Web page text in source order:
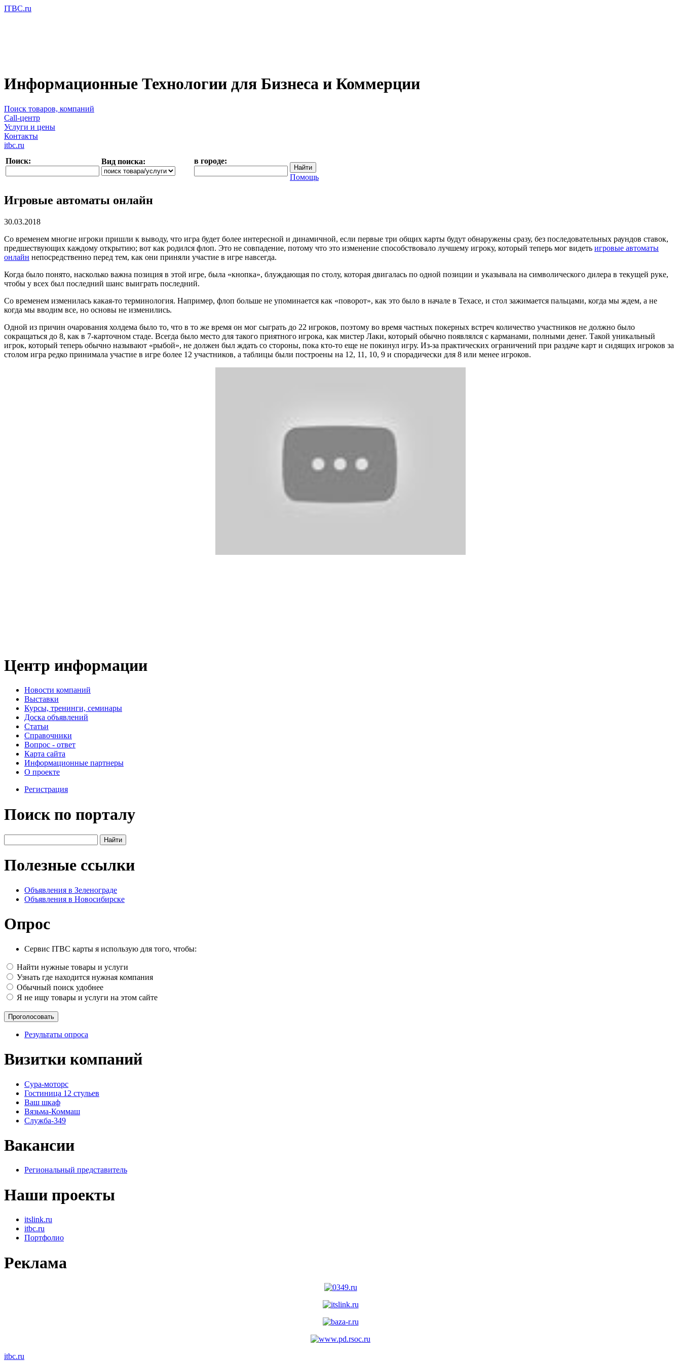
ITBC.ru
Информационные Технологии для Бизнеса и Коммерции
Поиск товаров, компаний
Call-центр
Услуги и цены
Контакты
itbc.ru
Поиск:
Вид поиска:
в городе:
Помощь
Игровые автоматы онлайн
30.03.2018
Со временем многие игроки пришли к выводу, что игра будет более интересной и динамичной, если первые три общих карты будут обнаружены сразу, без последовательных раундов ставок,
предшествующих каждому открытию; вот как родился флоп. Это не совпадение, потому что это изменение способствовало лучшему игроку, который теперь мог видеть игровые автоматы
онлайн непосредственно перед тем, как они приняли участие в игре навсегда.
Когда было понято, насколько важна позиция в этой игре, была «кнопка», блуждающая по столу, которая двигалась по одной позиции и указывала на символического дилера в текущей руке,
чтобы у всех был последний шанс выиграть последний.
Со временем изменилась какая-то терминология. Например, флоп больше не упоминается как «поворот», как это было в начале в Техасе, и стол зажимается пальцами, когда мы ждем, а не
когда мы вводим все, но основы не изменились.
Одной из причин очарования холдема было то, что в то же время он мог сыграть до 22 игроков, поэтому во время частных покерных встреч количество участников не должно было
сокращаться до 8, как в 7-карточном стаде. Всегда было место для такого приятного игрока, как мистер Лаки, который обычно появлялся с карманами, полными денег. Такой уникальный
игрок, который теперь обычно называют «рыбой», не должен был ждать со стороны, пока кто-то еще не покинул игру. Из-за практических ограничений при раздаче карт и сидящих игроков за
столом игра редко принимала участие в игре более 12 участников, а таблицы были построены на 12, 11, 10, 9 и спорадически для 8 или менее игроков.
Центр информации
Новости компаний
Выставки
Курсы, тренинги, семинары
Доска объявлений
Статьи
Справочники
Вопрос - ответ
Карта сайта
Информационные партнеры
О проекте
Регистрация
Поиск по порталу
Полезные ссылки
Объявления в Зеленограде
Объявления в Новосибирске
Опрос
Сервис ITBC карты я использую для того, чтобы:
Найти нужные товары и услуги
Узнать где находится нужная компания
Обычный поиск удобнее
Я не ищу товары и услуги на этом сайте
Результаты опроса
Визитки компаний
Сура-моторс
Гостиница 12 стульев
Ваш шкаф
Вязьма-Коммаш
Служба-349
Вакансии
Региональный представитель
Наши проекты
itslink.ru
itbc.ru
Портфолио
Реклама
itbc.ru